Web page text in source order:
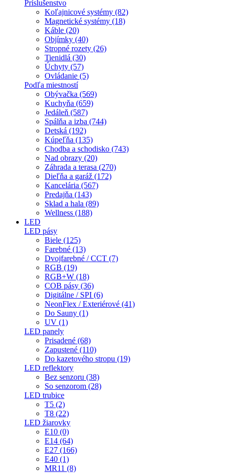
Príslušenstvo
Koľajnicové systémy (82)
Magnetické systémy (18)
Káble (20)
Objímky (40)
Stropné rozety (26)
Tienidlá (30)
Úchyty (57)
Ovládanie (5)
Podľa miestností
Obývačka (569)
Kuchyňa (659)
Jedáleň (587)
Spálňa a izba (744)
Detská (192)
Kúpeľňa (135)
Chodba a schodisko (743)
Nad obrazy (20)
Záhrada a terasa (270)
Dieľňa a garáž (172)
Kancelária (567)
Predajňa (143)
Sklad a hala (89)
Wellness (188)
LED
LED pásy
Biele (125)
Farebné (13)
Dvojfarebné / CCT (7)
RGB (19)
RGB+W (18)
COB pásy (36)
Digitálne / SPI (6)
NeonFlex / Exteriérové (41)
Do Sauny (1)
UV (1)
LED panely
Prisadené (68)
Zapustené (110)
Do kazetového stropu (19)
LED reflektory
Bez senzoru (38)
So senzorom (28)
LED trubice
T5 (2)
T8 (22)
LED žiarovky
E10 (0)
E14 (64)
E27 (166)
E40 (1)
MR11 (8)